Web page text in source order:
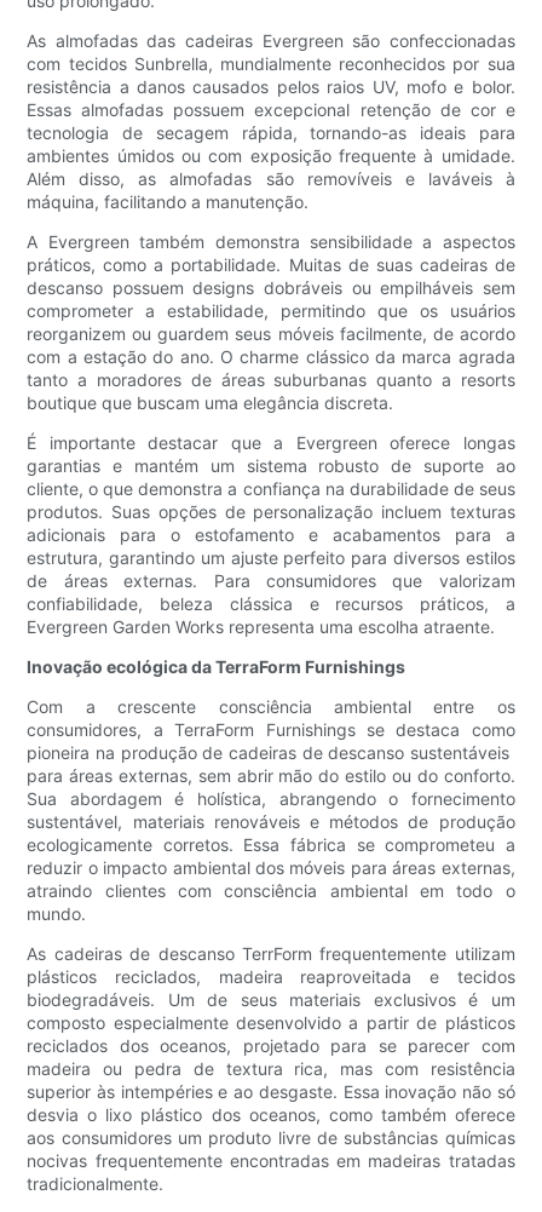
As almofadas das cadeiras Evergreen são confeccionadas
com tecidos Sunbrella, mundialmente reconhecidos por sua
resistência a danos causados ​​pelos raios UV, mofo e bolor.
Essas almofadas possuem excepcional retenção de cor e
tecnologia de secagem rápida, tornando-as ideais para
ambientes úmidos ou com exposição frequente à umidade.
Além disso, as almofadas são removíveis e laváveis ​​à
máquina, facilitando a manutenção.
A Evergreen também demonstra sensibilidade a aspectos
práticos, como a portabilidade. Muitas de suas cadeiras de
descanso possuem designs dobráveis ​​ou empilháveis ​​sem
comprometer a estabilidade, permitindo que os usuários
reorganizem ou guardem seus móveis facilmente, de acordo
com a estação do ano. O charme clássico da marca agrada
tanto a moradores de áreas suburbanas quanto a resorts
boutique que buscam uma elegância discreta.
É importante destacar que a Evergreen oferece longas
garantias e mantém um sistema robusto de suporte ao
cliente, o que demonstra a confiança na durabilidade de seus
produtos. Suas opções de personalização incluem texturas
adicionais para o estofamento e acabamentos para a
estrutura, garantindo um ajuste perfeito para diversos estilos
de áreas externas. Para consumidores que valorizam
confiabilidade, beleza clássica e recursos práticos, a
Evergreen Garden Works representa uma escolha atraente.
Inovação ecológica da TerraForm Furnishings
Com a crescente consciência ambiental entre os
consumidores, a TerraForm Furnishings se destaca como
pioneira na produção de cadeiras de descanso sustentáveis ​​
para áreas externas, sem abrir mão do estilo ou do conforto.
Sua abordagem é holística, abrangendo o fornecimento
sustentável, materiais renováveis ​​e métodos de produção
ecologicamente corretos. Essa fábrica se comprometeu a
reduzir o impacto ambiental dos móveis para áreas externas,
atraindo clientes com consciência ambiental em todo o
mundo.
As cadeiras de descanso TerrForm frequentemente utilizam
plásticos reciclados, madeira reaproveitada e tecidos
biodegradáveis. Um de seus materiais exclusivos é um
composto especialmente desenvolvido a partir de plásticos
reciclados dos oceanos, projetado para se parecer com
madeira ou pedra de textura rica, mas com resistência
superior às intempéries e ao desgaste. Essa inovação não só
desvia o lixo plástico dos oceanos, como também oferece
aos consumidores um produto livre de substâncias químicas
nocivas frequentemente encontradas em madeiras tratadas
tradicionalmente.